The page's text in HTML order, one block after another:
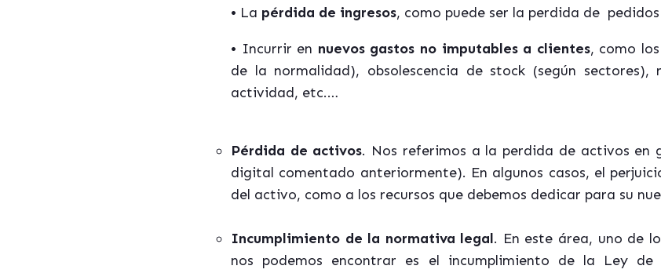
• La pérdida de ingresos, como puede ser la perdida de pedidos
• Incurrir en nuevos gastos no imputables a clientes, como
de la normalidad), obsolescencia de stock (según sectores),
actividad, etc.…
Pérdida de activos. Nos referimos a la perdida de activos en
digital comentado anteriormente). En algunos casos, el
del activo, como a los recursos que debemos dedicar para su
Incumplimiento de la normativa legal. En este área, uno de
nos podemos encontrar es el incumplimiento de la Ley de